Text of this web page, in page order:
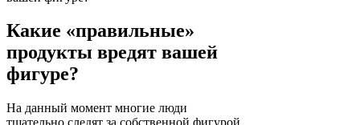
Какие «правильные»
продукты вредят вашей
фигуре?
На данный момент многие люди